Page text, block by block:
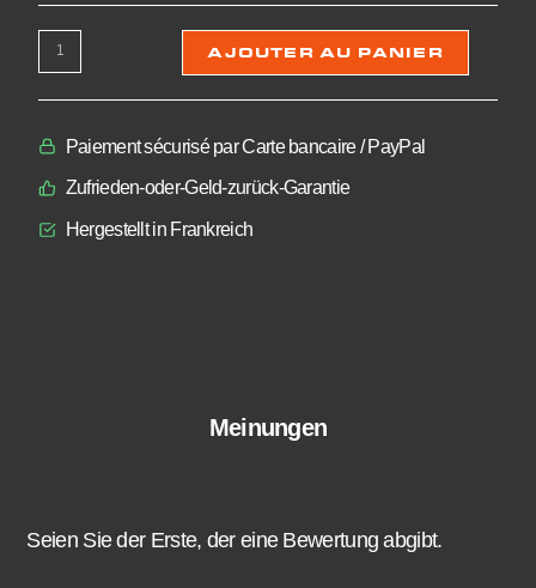
AJOUTER AU PANIER
Paiement sécurisé par Carte bancaire / PayPal
Zufrieden-oder-Geld-zurück-Garantie
Hergestellt in Frankreich
Meinungen
Seien Sie der Erste, der eine Bewertung abgibt.